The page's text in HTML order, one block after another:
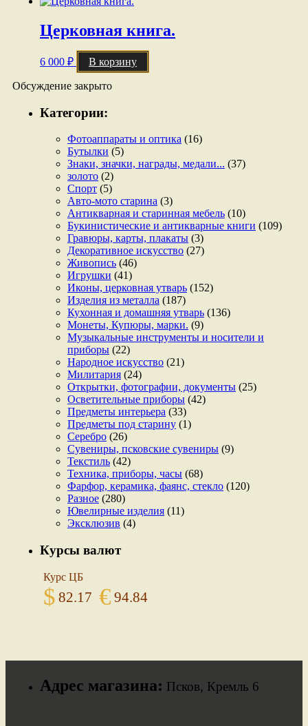
Церковная книга.
6 000 ₽ В корзину
Обсуждение закрыто
Категории:
Фотоаппараты и оптика (16)
Бутылки (5)
Знаки, значки, награды, медали... (37)
золото (2)
Спорт (5)
Авто-мото старина (3)
Антикварная и старинная мебель (10)
Букинистические и антикварные книги (109)
Гравюры, карты, плакаты (3)
Декоративное искусство (27)
Живопись (46)
Игрушки (41)
Иконы, церковная утварь (152)
Изделия из металла (187)
Кухонная и домашняя утварь (136)
Монеты, Купюры, марки. (9)
Музыкальные инструменты и носители и
приборы (22)
Народное искусство (21)
Милитария (24)
Открытки, фотографии, документы (25)
Осветительные приборы (42)
Предметы интерьера (33)
Предметы под старину (1)
Серебро (26)
Сувениры, псковские сувениры (9)
Текстиль (42)
Техника, приборы, часы (68)
Фарфор, керамика, фаянс, стекло (120)
Разное (280)
Ювелирные изделия (11)
Эксклюзив (4)
Курсы валют
Курс ЦБ
$ 82.17 € 94.84
Адрес магазина: Псков, Кремль 6